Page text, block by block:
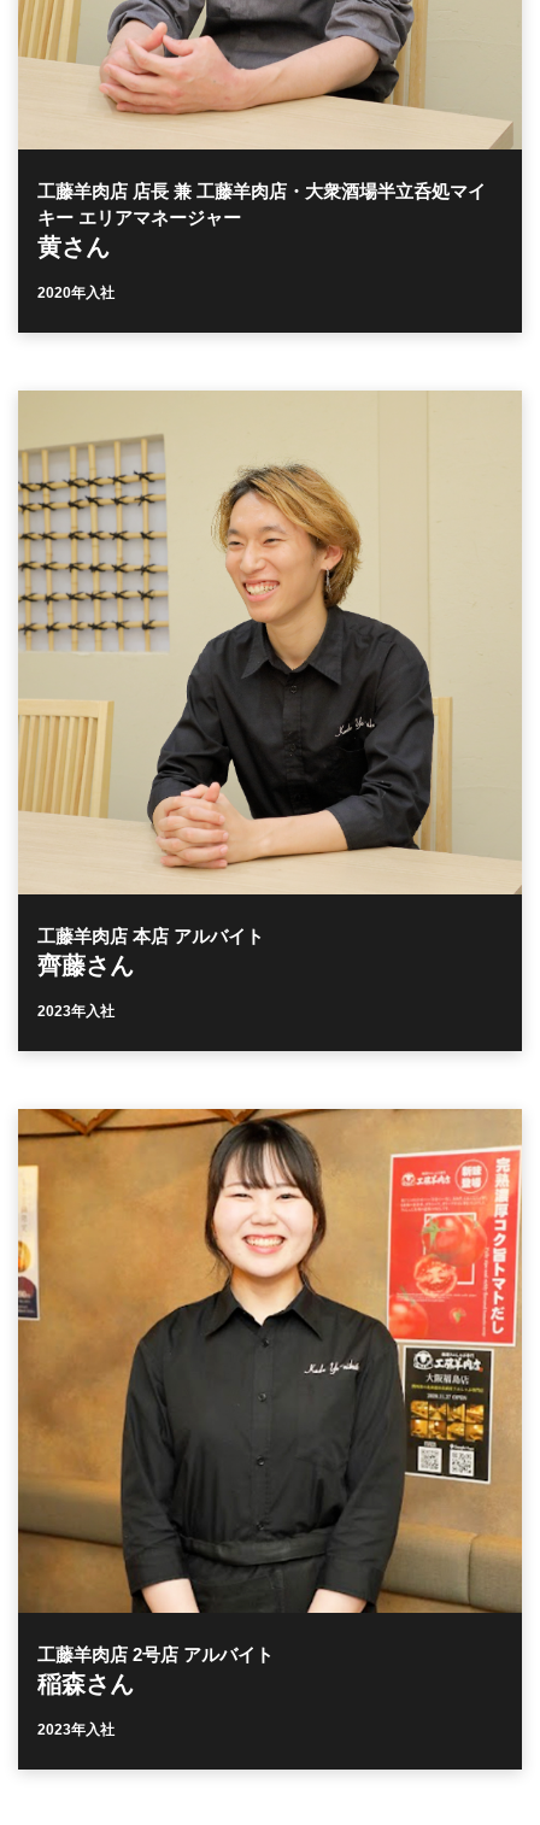
工藤羊肉店 店長 兼 工藤羊肉店・大衆酒場半立呑処マイ
キー エリアマネージャー
黄さん
2020年入社
工藤羊肉店 本店 アルバイト
齊藤さん
2023年入社
工藤羊肉店 2号店 アルバイト
稲森さん
2023年入社